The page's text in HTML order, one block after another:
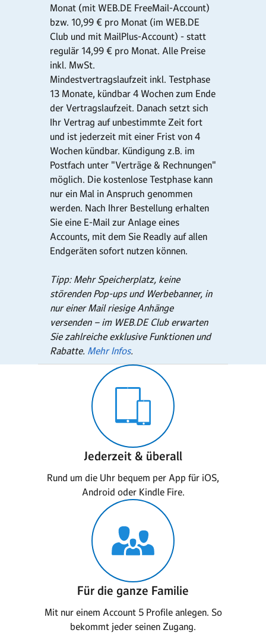
Monat (mit WEB.DE FreeMail-Account)
bzw. 10,99 € pro Monat (im WEB.DE
Club und mit MailPlus-Account) - statt
regulär 14,99 € pro Monat. Alle Preise
inkl. MwSt.
Mindestvertragslaufzeit inkl. Testphase
13 Monate, kündbar 4 Wochen zum Ende
der Vertragslaufzeit. Danach setzt sich
Ihr Vertrag auf unbestimmte Zeit fort
und ist jederzeit mit einer Frist von 4
Wochen kündbar. Kündigung z.B. im
Postfach unter "Verträge & Rechnungen"
möglich. Die kostenlose Testphase kann
nur ein Mal in Anspruch genommen
werden. Nach Ihrer Bestellung erhalten
Sie eine E-Mail zur Anlage eines
Accounts, mit dem Sie Readly auf allen
Endgeräten sofort nutzen können.
Tipp: Mehr Speicherplatz, keine
störenden Pop-ups und Werbebanner, in
nur einer Mail riesige Anhänge
versenden – im WEB.DE Club erwarten
Sie zahlreiche exklusive Funktionen und
Rabatte. Mehr Infos.
Jederzeit & überall
Rund um die Uhr bequem per App für iOS,
Android oder Kindle Fire.
Für die ganze Familie
Mit nur einem Account 5 Profile anlegen. So
bekommt jeder seinen Zugang.